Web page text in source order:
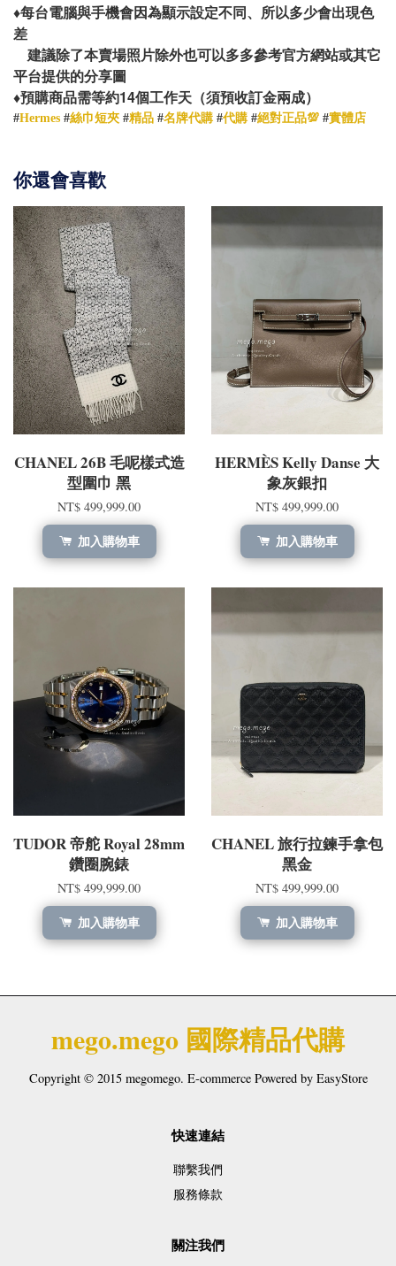
♦️每台電腦與手機會因為顯示設定不同、所以多少會出現色
差
建議除了本賣場照片除外也可以多多參考官方網站或其它
平台提供的分享圖
♦️預購商品需等約14個工作天（須預收訂金兩成）
#Hermes #絲巾短夾 #精品 #名牌代購 #代購 #絕對正品💯 #實體店
你還會喜歡
CHANEL 26B 毛呢樣式造
型圍巾 黑
NT$ 499,999.00
加入購物車
HERMÈS Kelly Danse 大
象灰銀扣
NT$ 499,999.00
加入購物車
TUDOR 帝舵 Royal 28mm
鑽圈腕錶
NT$ 499,999.00
加入購物車
CHANEL 旅行拉鍊手拿包
黑金
NT$ 499,999.00
加入購物車
mego.mego 國際精品代購
Copyright © 2015 megomego. E-commerce Powered by EasyStore
快速連結
聯繫我們
服務條款
關注我們